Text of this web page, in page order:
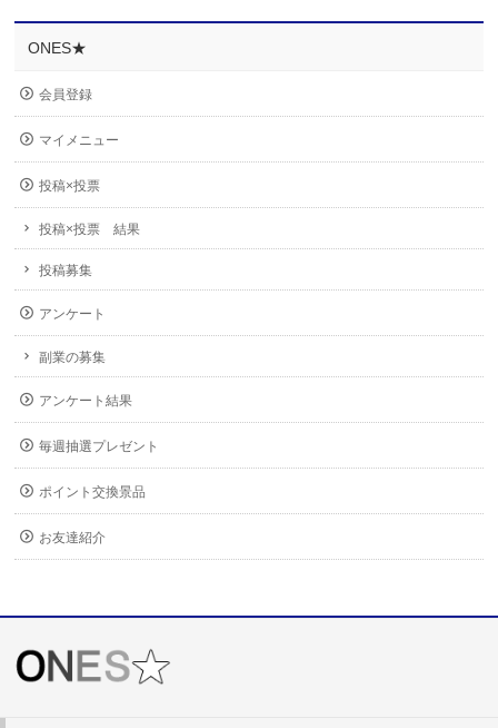
ONES★
会員登録
マイメニュー
投稿×投票
投稿×投票 結果
投稿募集
アンケート
副業の募集
アンケート結果
毎週抽選プレゼント
ポイント交換景品
お友達紹介